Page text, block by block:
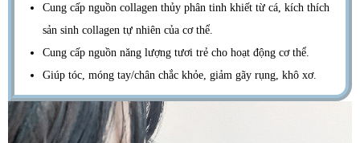
Cung cấp nguồn collagen thủy phân tinh khiết từ cá, kích thích
sản sinh collagen tự nhiên của cơ thể.
Cung cấp nguồn năng lượng tươi trẻ cho hoạt động cơ thể.
Giúp tóc, móng tay/chân chắc khỏe, giảm gãy rụng, khô xơ.